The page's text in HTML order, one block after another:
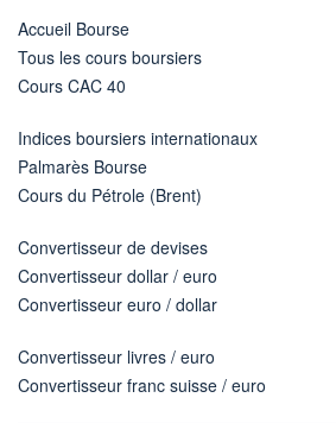
Accueil Bourse
Tous les cours boursiers
Cours CAC 40
Indices boursiers internationaux
Palmarès Bourse
Cours du Pétrole (Brent)
Convertisseur de devises
Convertisseur dollar / euro
Convertisseur euro / dollar
Convertisseur livres / euro
Convertisseur franc suisse / euro